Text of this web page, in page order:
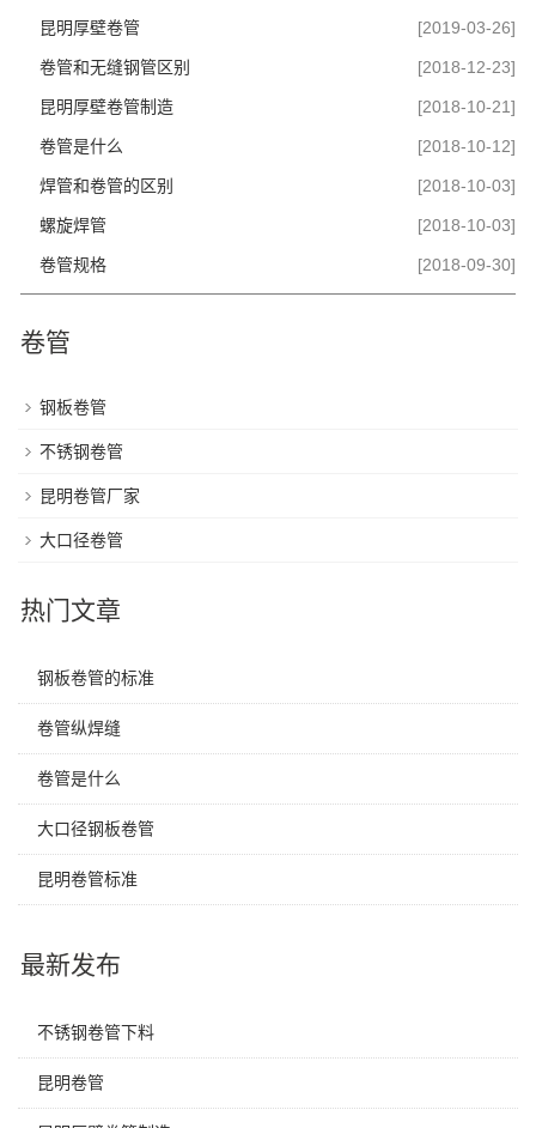
昆明厚壁卷管 [2019-03-26]
卷管和无缝钢管区别 [2018-12-23]
昆明厚壁卷管制造 [2018-10-21]
卷管是什么 [2018-10-12]
焊管和卷管的区别 [2018-10-03]
螺旋焊管 [2018-10-03]
卷管规格 [2018-09-30]
卷管
钢板卷管
不锈钢卷管
昆明卷管厂家
大口径卷管
热门文章
钢板卷管的标准
卷管纵焊缝
卷管是什么
大口径钢板卷管
昆明卷管标准
最新发布
不锈钢卷管下料
昆明卷管